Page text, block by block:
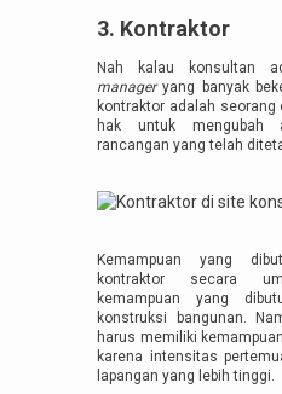
3. Kontraktor
Nah kalau konsultan
manageryang banyak
kontraktor adalah
hak untuk mengubah
rancangan yang telah
Kemampuan yang
kontraktor secara
kemampuan yang
konstruksi bangunan.
harus memiliki
karena intensitas
lapangan yang lebih tinggi.